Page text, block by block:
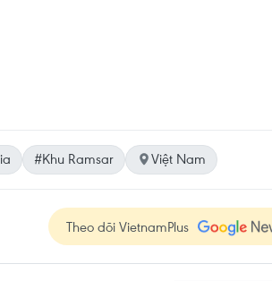
#Khu Ramsar Việt Nam
Theo dõi VietnamPlus